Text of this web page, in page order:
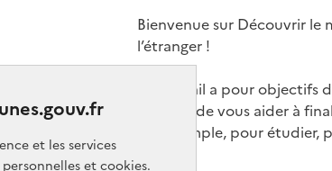
Bienvenue sur Découvrir le
l’étranger !
Ce portail a pour objectifs
choix et de vous aider à
par exemple, pour
et les services
personnelles et cookies.